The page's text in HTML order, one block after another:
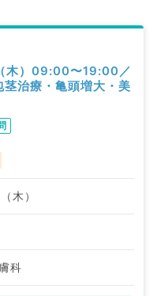
木）09:00〜19:00／
治療・亀頭増大・美
木）
科